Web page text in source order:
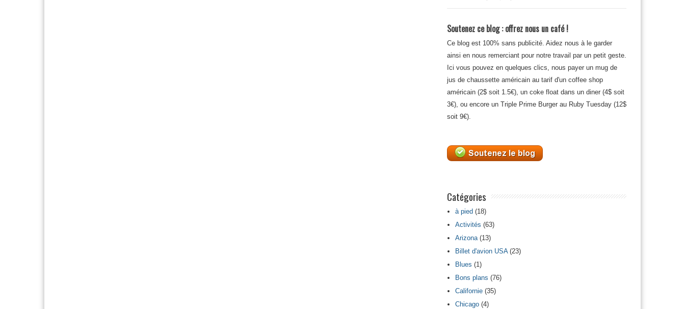
Soutenez ce blog : offrez nous un café !
Ce blog est 100% sans publicité. Aidez nous à le garder
ainsi en nous remerciant pour notre travail par un petit geste.
Ici vous pouvez en quelques clics, nous payer un mug de
jus de chaussette américain au tarif d'un coffee shop
américain (2$ soit 1.5€), un coke float dans un diner (4$ soit
3€), ou encore un Triple Prime Burger au Ruby Tuesday (12$
soit 9€).
Catégories
à pied (18)
Activités (63)
Arizona(13)
Billet d'avion USA(23)
Blues (1)
Bons plans (76)
Californie (35)
Chicago (4)